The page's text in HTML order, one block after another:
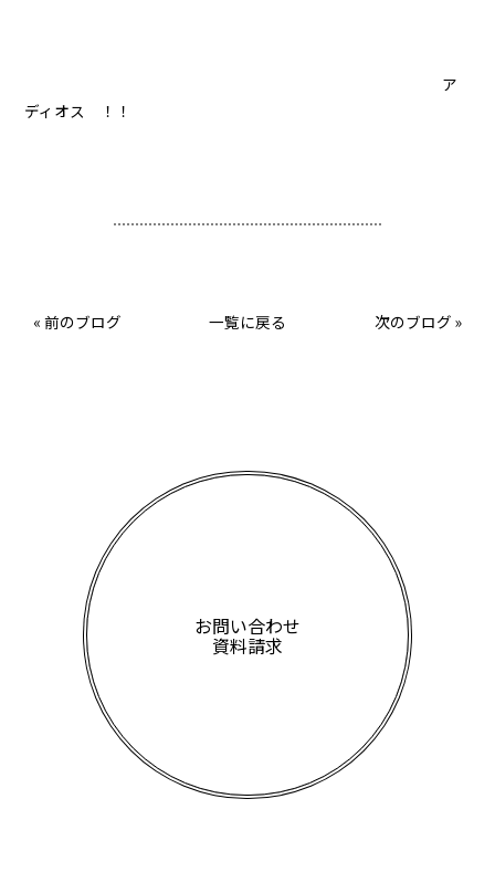
ア
ディオス ！！
« 前のブログ 一覧に戻る 次のブログ »
お問い合わせ
資料請求